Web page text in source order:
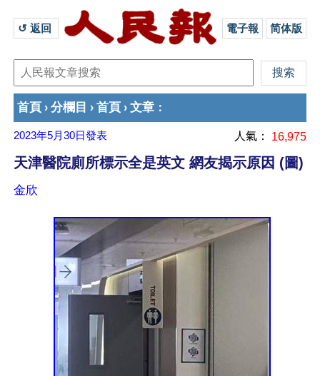
↺ 返回 電子報 简体版
首頁 › 分欄目 › 首頁 › 文章 ：
2023年5月30日發表 人氣： 16,975
天津醫院廁所標示全是英文 網友揭示原因 (圖)
金欣